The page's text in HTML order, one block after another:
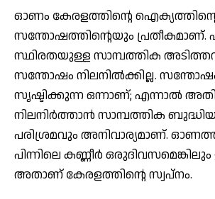
ഓണം കേരളത്തിന്റെ
സന്തോഷത്തിന്റെയും പ്രതീകമാണ്.
സ്ഥിരതയുള്ള സാമ്പത്തിക
സന്തോഷം നിലനില്‍ക്കില്ല.
സൃഷ്ടിക്കുന്ന ഒന്നാണ്; എന്നാല്‍
നിലനിര്‍ത്താന്‍ സാമ്പത്തിക
പരിശ്രമവും അനിവാര്യമാണ്.
പിന്നിലെ കണ്ണീര്‍
അതാണ് കേരളത്തിന്റെ സ്വപ്നം.